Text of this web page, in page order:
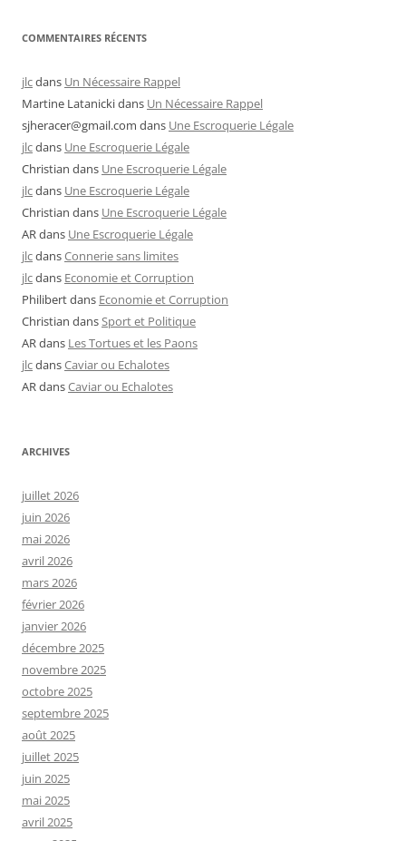
COMMENTAIRES RÉCENTS
jlcdans Un Nécessaire Rappel
Martine Latanickidans Un Nécessaire Rappel
sjheracer@gmail.com dans Une Escroquerie Légale
jlcdans Une Escroquerie Légale
Christian dans Une Escroquerie Légale
jlcdans Une Escroquerie Légale
Christian dans Une Escroquerie Légale
ARdans Une Escroquerie Légale
jlcdansConnerie sans limites
jlcdans Economie et Corruption
Philibertdans Economie et Corruption
Christian dansSport et Politique
ARdans Les Tortues et les Paons
jlcdansCaviar ou Echalotes
ARdansCaviar ou Echalotes
ARCHIVES
juillet 2026
juin 2026
mai 2026
avril 2026
mars 2026
février 2026
janvier 2026
décembre 2025
novembre 2025
octobre 2025
septembre 2025
août 2025
juillet 2025
juin 2025
mai 2025
avril 2025